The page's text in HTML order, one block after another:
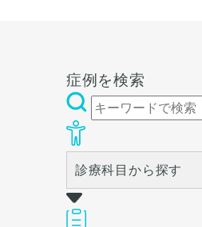
症例を検索
診療科目から探す